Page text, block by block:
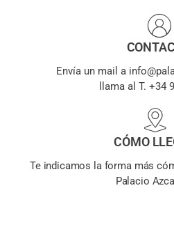
Envía un mail a
llama al T. +34
CÓMO
Te indicamos la forma más
Palacio